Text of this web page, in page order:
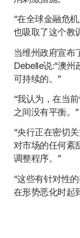
“在全球金融危
也吸取了这个教
当维州政府宣布
Debelle说:“澳
可持续的。”
“我认为，在当
之间没有平衡。”
“央行正在密切
对市场的任何紊
调整程序。”
“这些有针对性
在形势恶化时起